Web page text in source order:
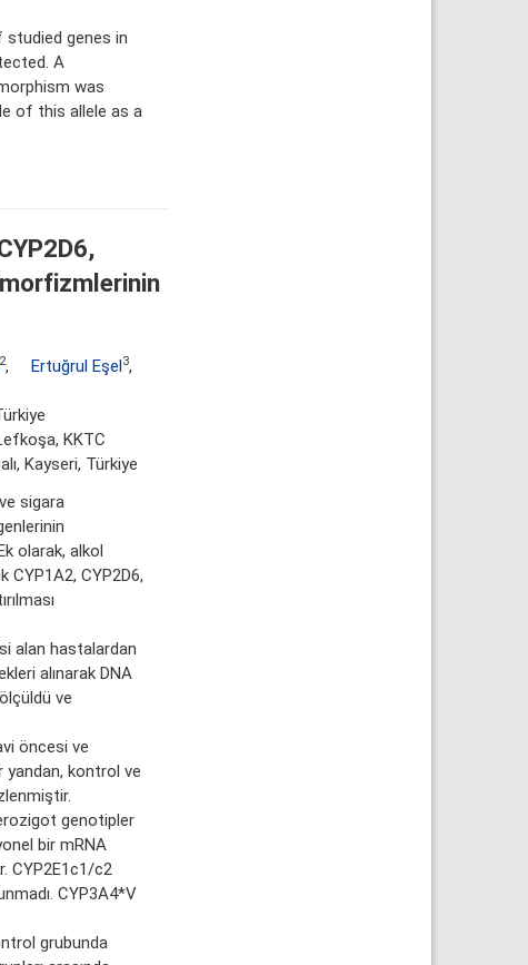
studied genes in
A
was
of this allele as a
, Ertuğrul Eşel3,
KKTC
Kayseri, Türkiye
sigara
olarak, alkol
CYP1A2, CYP2D6,
alan hastalardan
alınarak DNA
ve
öncesi ve
yandan, kontrol ve
genotipler
bir mRNA
CYP2E1c1/c2
CYP3A4*V
grubunda